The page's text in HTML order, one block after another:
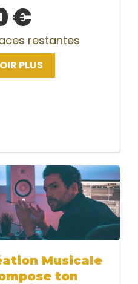
€
restantes
PLUS
Musicale
ton